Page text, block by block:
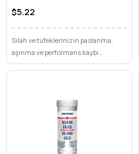
$5.22
Silah ve tüfeklerinizin paslanma,
aşınma ve performans kaybı
sorununa son! ARCTRON Bakım Yağı